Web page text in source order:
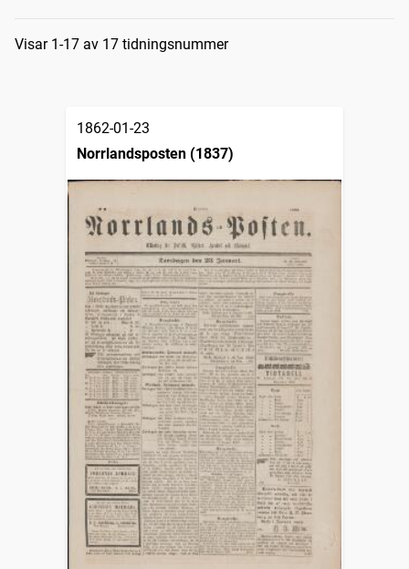
Sökresultat
Visar 1-17 av 17 tidningsnummer
1862-01-23
Norrlandsposten (1837)